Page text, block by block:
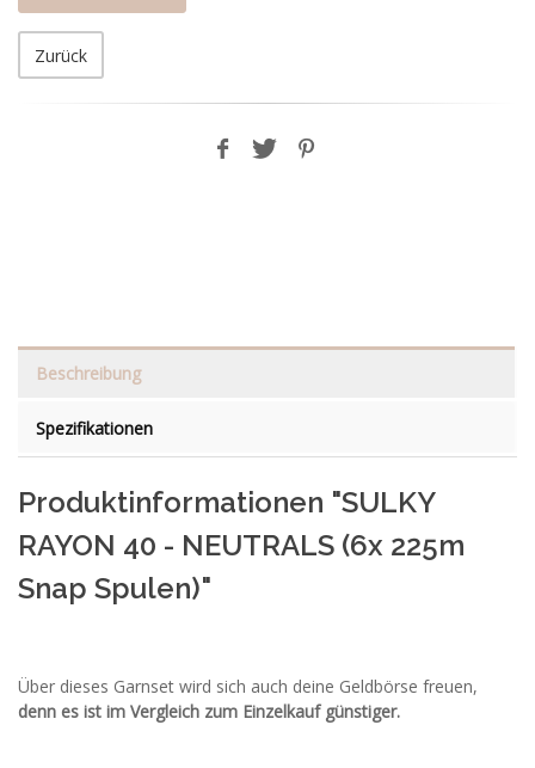
Zurück
Beschreibung
Spezifikationen
Produktinformationen "SULKY
RAYON 40 - NEUTRALS (6x 225m
Snap Spulen)"
Über dieses Garnset wird sich auch deine Geldbörse freuen,
denn es ist im Vergleich zum Einzelkauf günstiger.